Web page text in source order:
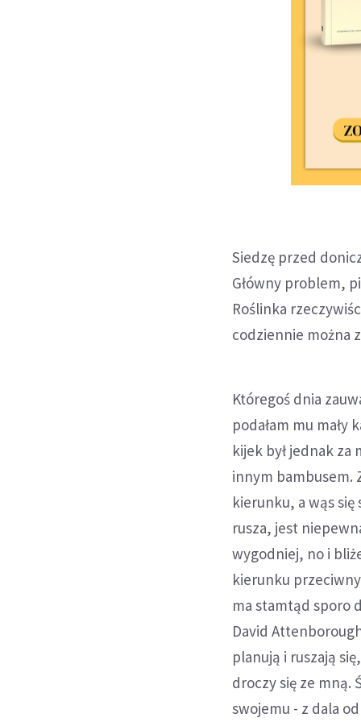
Siedzę przed
Główny problem,
Roślinka
codziennie można
Któregoś dnia
podałam mu mały
kijek był jednak za
innym bambusem.
kierunku, a wąs się
rusza, jest
wygodniej, no i
kierunku
ma stamtąd sporo
David
planują i ruszają
droczy się ze mną.
swojemu - z dala